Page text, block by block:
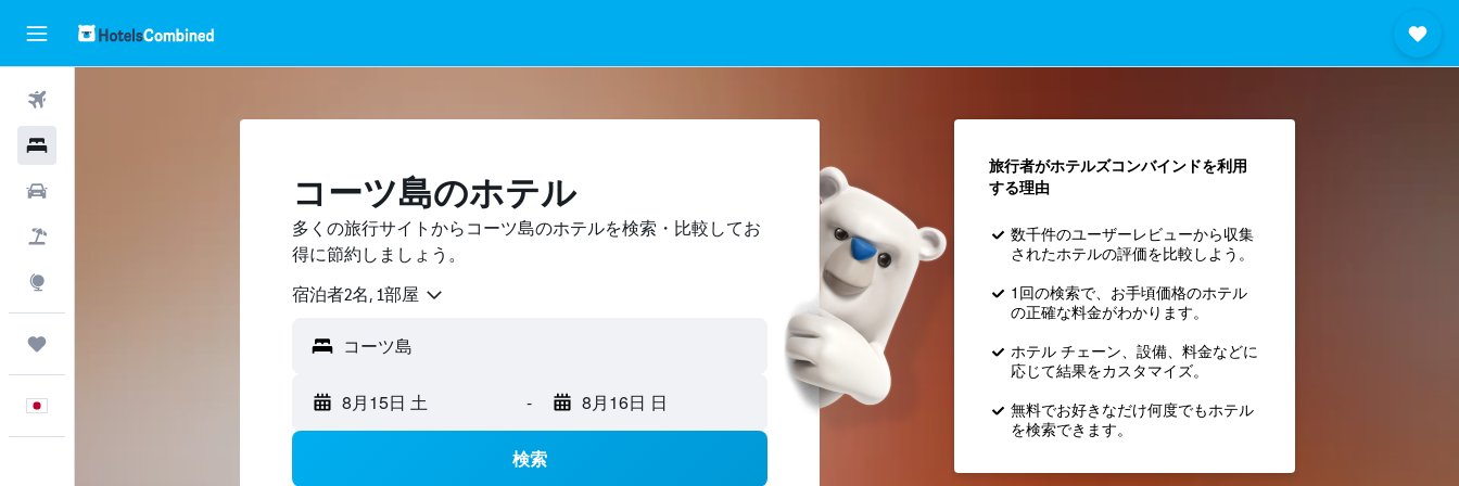
コーツ島のホテル
多くの旅行サイトからコーツ島のホテルを検索・比較してお
得に節約しましょう。
宿泊者2名, 1​部屋
8月15日 土 - 8月16日 日
検索
旅行者がホテルズコンバインド​を利用
する理由
数千件のユーザーレビューから収集
されたホテルの評価を比較しよう。
1回の検索で、お手頃価格のホテル
の正確な料金がわかります。
ホテル チェーン、設備、料金などに
応じて結果をカスタマイズ。
無料でお好きなだけ何度でもホテル
を検索できます。